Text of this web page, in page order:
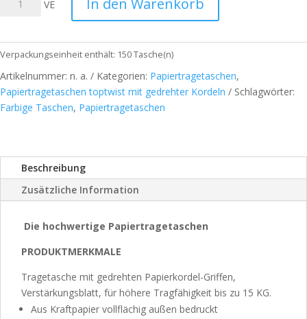
grün
-
mit
gedrehten
Papierkordel-
VE In den Warenkorb
Verpackungseinheit enthält: 150Tasche(n)
Artikelnummer: n. a. Kategorien: Papiertragetaschen,
Papiertragetaschen toptwist mit gedrehter Kordeln
Schlagwörter:
Farbige Taschen, Papiertragetaschen
Beschreibung
Zusätzliche Information
Die hochwertige Papiertragetaschen
PRODUKTMERKMALE
Tragetasche mit gedrehten Papierkordel-Griffen,
Verstärkungsblatt, für höhere Tragfähigkeit bis zu 15 KG.
Aus Kraftpapier vollflächig außen bedruckt